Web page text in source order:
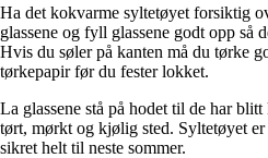
Ha det kokvarme syltetøyet forsiktig
glassene og fyll glassene godt opp så
Hvis du søler på kanten må du tørke
tørkepapir før du fester lokket.
La glassene stå på hodet til de har
tørt, mørkt og kjølig sted. Syltetøyet er
sikret helt til neste sommer.